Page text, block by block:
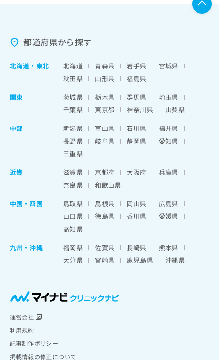
都道府県から探す
北海道 ・ 東北 北海道 青森県 岩手県
宮城県
秋田県
山形県
福島県
関東
茨城県 栃木県 群馬県
埼玉県
千葉県
東京都 神奈川県
山梨県
中部
新潟県 富山県 石川県
福井県
長野県
岐阜県 静岡県
愛知県
三重県
近畿
滋賀県 京都府 大阪府
兵庫県
奈良県
和歌山県
中国・四国
鳥取県 島根県 岡山県
広島県
山口県
徳島県 香川県
愛媛県
高知県
九州・沖縄
福岡県 佐賀県 長崎県
熊本県
大分県
宮崎県 鹿児島県 沖縄県
運営会社
利用規約
記事制作ポリシー
掲載情報の修正について